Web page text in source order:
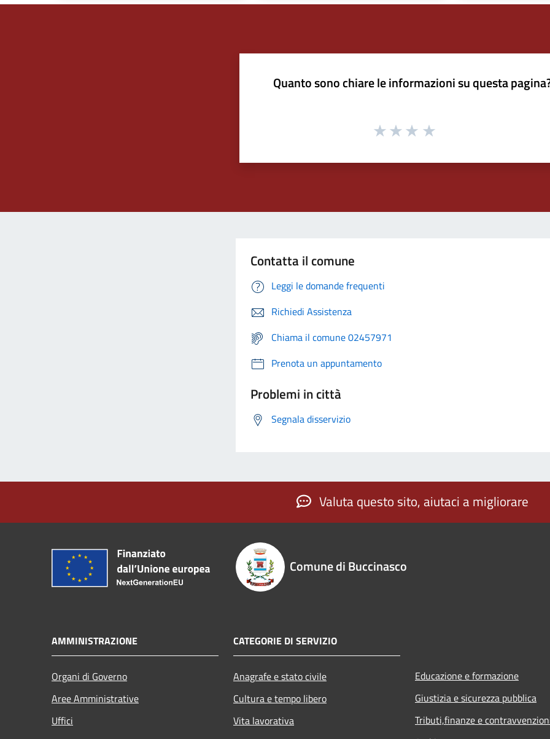
Quanto sono chiare le informazioni su questa
Contatta il comune
Leggi le domande frequenti
Richiedi Assistenza
Chiama il comune 02457971
Prenota un appuntamento
Problemi in città
Segnala disservizio
Valuta questo sito, aiutaci a migliorare
Comune di Buccinasco
AMMINISTRAZIONE
Organi di Governo
Aree Amministrative
Uffici
CATEGORIE DI SERVIZIO
Anagrafe e stato civile
Cultura e tempo libero
Vita lavorativa
Educazione e formazione
Giustizia e sicurezza pubblica
Tributi,finanze e